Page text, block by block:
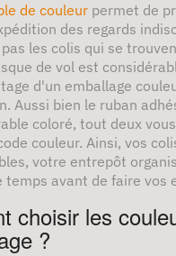
de couleur permet de
des regards
les colis qui se
de vol est
d'un emballage
Aussi bien le ruban
coloré, tout deux
couleur. Ainsi, vos
votre entrepôt
temps avant de faire vos
choisir les
?